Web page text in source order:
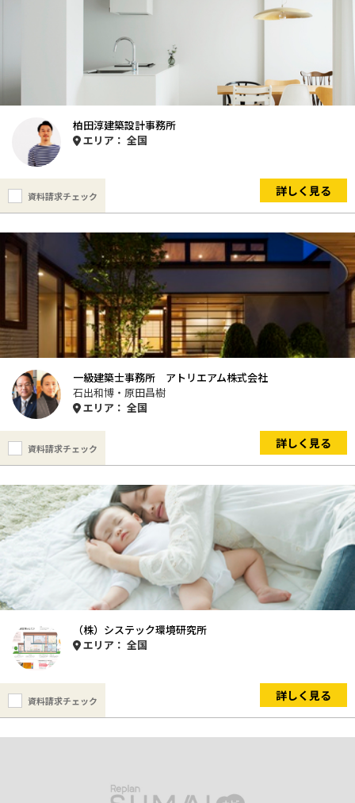
柏田淳建築設計事務所
エリア： 全国
詳しく見る
資料請求チェック
一級建築士事務所 アトリエアム株式会社
石出和博・原田昌樹
エリア： 全国
詳しく見る
資料請求チェック
（株）システック環境研究所
エリア： 全国
詳しく見る
資料請求チェック